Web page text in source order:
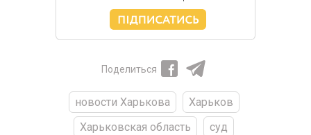
Поделиться
новости Харькова
Харьков
Харьковская область
суд